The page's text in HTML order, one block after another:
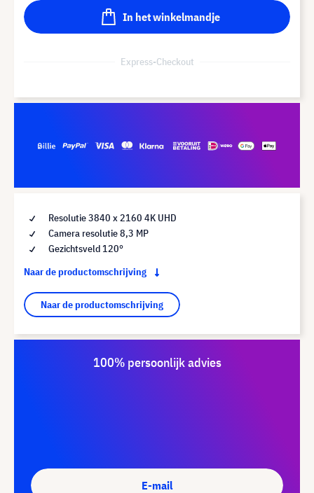
In het winkelmandje
Express-Checkout
Resolutie 3840 x 2160 4K UHD
Camera resolutie 8,3 MP
Gezichtsveld 120°
Naar de productomschrijving
Naar de productomschrijving
100% persoonlijk advies
E-mail